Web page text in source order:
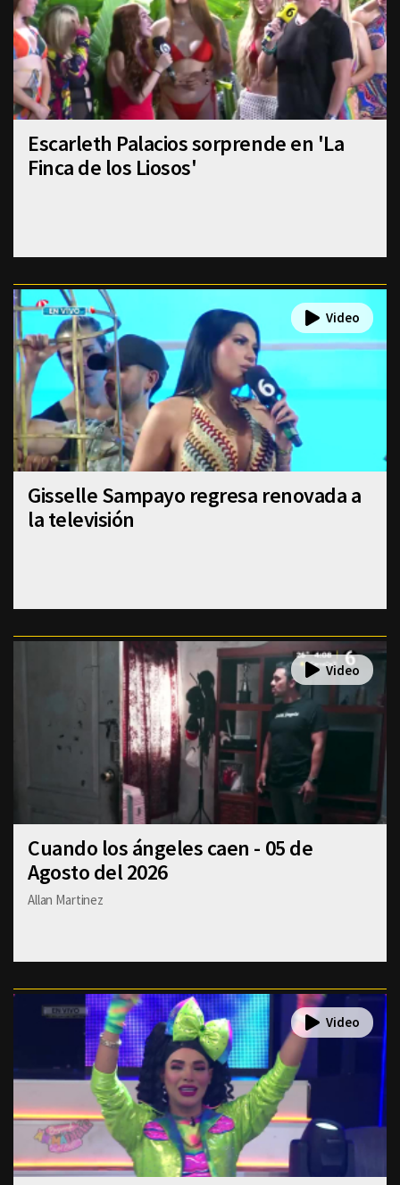
Escarleth Palacios sorprende en 'La
Finca de los Liosos'
Gisselle Sampayo regresa renovada a
la televisión
Cuando los ángeles caen - 05 de
Agosto del 2026
Allan Martinez